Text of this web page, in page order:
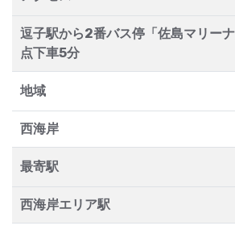
逗子駅から2番バス停「佐島マリー
点下車5分
地域
西海岸
最寄駅
西海岸エリア駅